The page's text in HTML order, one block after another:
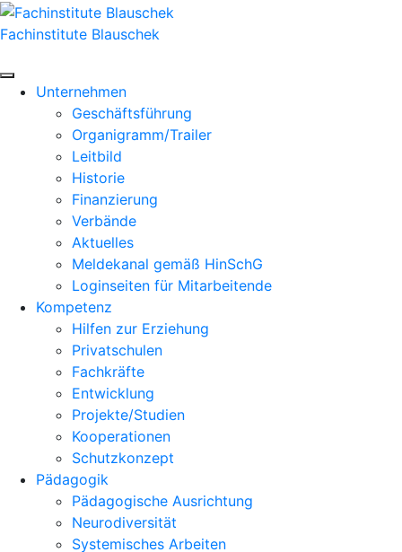
Zum
Inhalt
Fachinstitute Blauschek
Unternehmen
Geschäftsführung
Organigramm/Trailer
Leitbild
Historie
Finanzierung
Verbände
Aktuelles
Meldekanal gemäß HinSchG
Loginseiten für Mitarbeitende
Kompetenz
Hilfen zur Erziehung
Privatschulen
Fachkräfte
Entwicklung
Projekte/Studien
Kooperationen
Schutzkonzept
Pädagogik
Pädagogische Ausrichtung
Neurodiversität
Systemisches Arbeiten